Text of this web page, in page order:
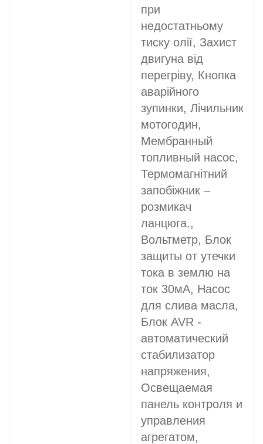
при
недостатньому
тиску олії, Захист
двигуна від
перегріву, Кнопка
аварійного
зупинки, Лічильник
мотогодин,
Мембранный
топливный насос,
Термомагнітний
запобіжник –
розмикач
ланцюга.,
Вольтметр, Блок
защиты от утечки
тока в землю на
ток 30мА, Насос
для слива масла,
Блок AVR -
автоматический
стабилизатор
напряжения,
Освещаемая
панель контроля и
управления
агрегатом,